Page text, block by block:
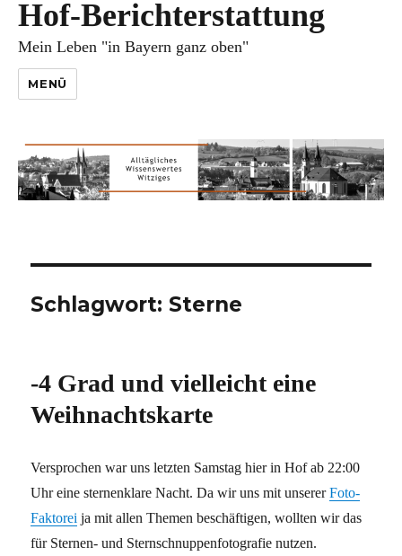
Hof-Berichterstattung
Mein Leben "in Bayern ganz oben"
MENÜ
Schlagwort: Sterne
-4 Grad und vielleicht eine
Weihnachtskarte
Versprochen war uns letzten Samstag hier in Hof ab 22:00
Uhr eine sternenklare Nacht. Da wir uns mit unsererFoto-
Faktorei ja mit allen Themen beschäftigen, wollten wir das
für Sternen- und Sternschnuppenfotografie nutzen.